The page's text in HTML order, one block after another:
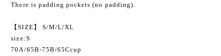
There is padding pockets (no padding).
【SIZE】 S/M/L/XL
size:S
70A/65B-75B/65Ccup